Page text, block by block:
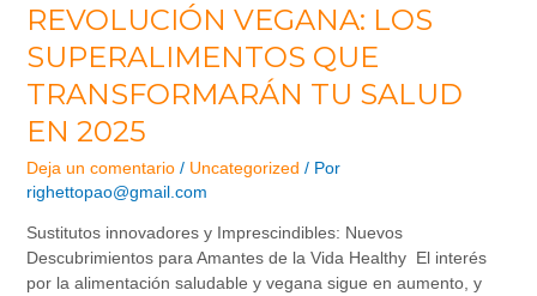
REVOLUCIÓN VEGANA: LOS
SUPERALIMENTOS QUE
TRANSFORMARÁN TU SALUD
EN 2025
Deja un comentario / Uncategorized / Por
righettopao@gmail.com
Sustitutos innovadores y Imprescindibles: Nuevos
Descubrimientos para Amantes de la Vida Healthy El interés
por la alimentación saludable y vegana sigue en aumento, y